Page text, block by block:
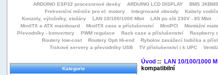
ARDUINO ESP32 procesorové desky
ARDUINO LCD DISPLAY
BMS
Frekvenční měniče pro el. motory
Integrované obvody
Kabely
Konzoly, výložníky, stožáry
LAN 10/100/1000 Mbit LAN po síti 230V - 85 Mbit
MiniITX a ATX mainboard
MiniITX case a příslušenství MiniPCI
Montážní
Převodníky - konvertory
PWM regulace Rack case a příslušenství
Raspberry
Routery low-cost
Routery Opti Hi-end
Rybolov zavážecí lodička a přísl
Tiskové servery a převodníky USB
TV příslušenství i k UPC
Kategorie
Úvod:: LAN 10/100/1000
kompatibilní